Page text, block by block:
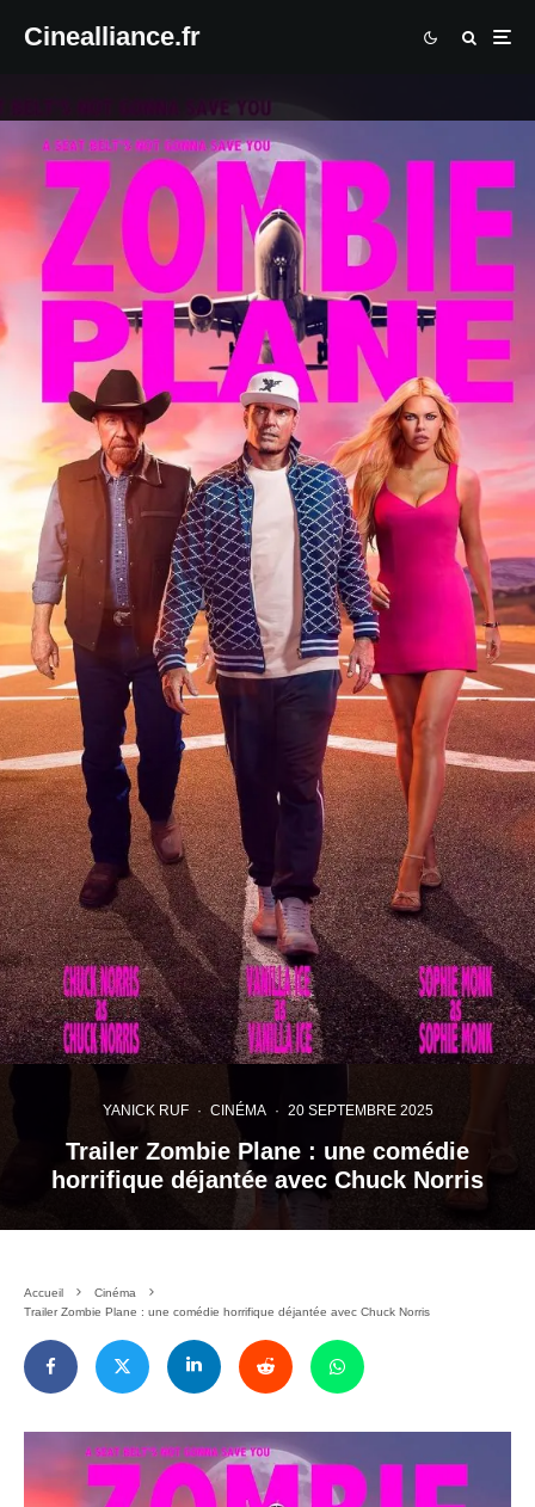
Cinealliance.fr
YANICK RUF · CINÉMA · 20 SEPTEMBRE 2025
Trailer Zombie Plane : une comédie
horrifique déjantée avec Chuck Norris
Accueil
Cinéma
Trailer Zombie Plane : une comédie horrifique déjantée avec Chuck Norris